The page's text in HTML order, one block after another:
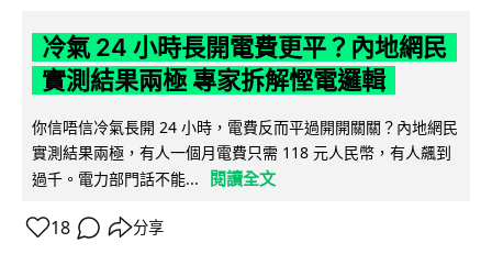
冷氣 24 小時長開電費更平？內地網民
實測結果兩極 專家拆解慳電邏輯
你信唔信冷氣長開 24 小時，電費反而平過開開關關？內地網民
實測結果兩極，有人一個月電費只需 118 元人民幣，有人飆到
過千。電力部門話不能...
閱讀全文
18 分享